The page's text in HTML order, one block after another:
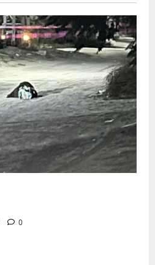
0